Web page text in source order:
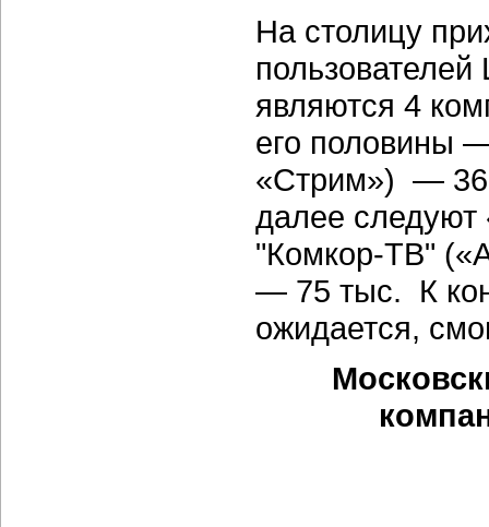
На столицу
являются 4
его половины
«Стрим») —
далее
"Комкор-ТВ"
— 75 тыс. К
ожидается,